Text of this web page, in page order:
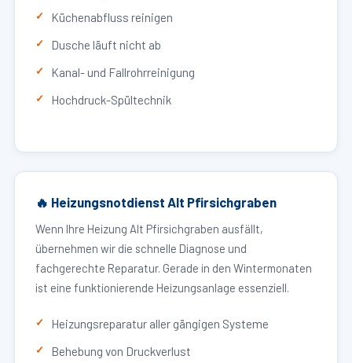
Küchenabfluss reinigen
Dusche läuft nicht ab
Kanal- und Fallrohrreinigung
Hochdruck-Spültechnik
🔥 Heizungsnotdienst Alt Pfirsichgraben
Wenn Ihre Heizung Alt Pfirsichgraben ausfällt,
übernehmen wir die schnelle Diagnose und
fachgerechte Reparatur. Gerade in den Wintermonaten
ist eine funktionierende Heizungsanlage essenziell.
Heizungsreparatur aller gängigen Systeme
Behebung von Druckverlust